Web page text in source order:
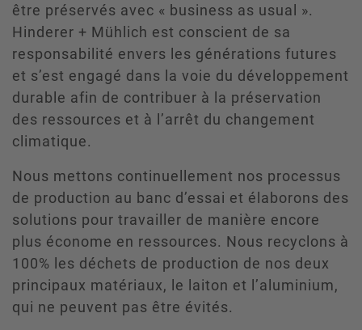
être préservés avec « business as usual ».
Hinderer + Mühlich est conscient de sa
responsabilité envers les générations futures
et s’est engagé dans la voie du développement
durable afin de contribuer à la préservation
des ressources et à l’arrêt du changement
climatique.
Nous mettons continuellement nos processus
de production au banc d’essai et élaborons des
solutions pour travailler de manière encore
plus économe en ressources. Nous recyclons à
100% les déchets de production de nos deux
principaux matériaux, le laiton et l’aluminium,
qui ne peuvent pas être évités.